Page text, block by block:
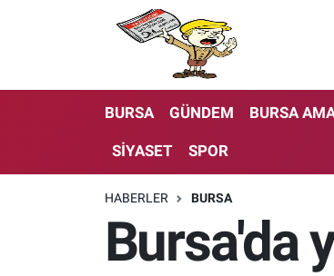
BURSA GÜNDEM BURSA
SİYASET SPOR
HABERLER BURSA
Bursa'da